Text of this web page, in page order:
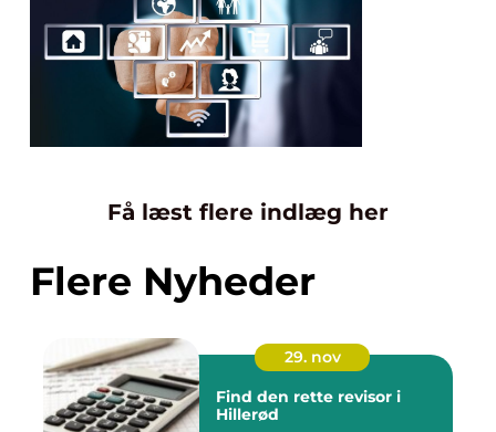
Få læst flere indlæg her
Flere Nyheder
29. nov
Find den rette revisor i
Hillerød